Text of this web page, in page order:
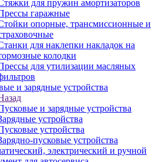
для пружин амортизаторов
гаражные
опорные, трансмиссионные и
для наклепки накладок на
колодки
для утилизации масляных
и зарядные устройства
и зарядные устройства
устройства
устройства
пусковые устройства
электрический и ручной